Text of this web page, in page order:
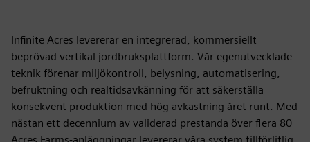
Infinite Acres levererar en integrerad, kommersiellt
beprövad vertikal jordbruksplattform. Vår egenutvecklade
teknik förenar miljökontroll, belysning, automatisering,
befruktning och realtidsavkänning för att säkerställa
konsekvent produktion med hög avkastning året runt. Med
nästan ett decennium av validerad prestanda över flera 80